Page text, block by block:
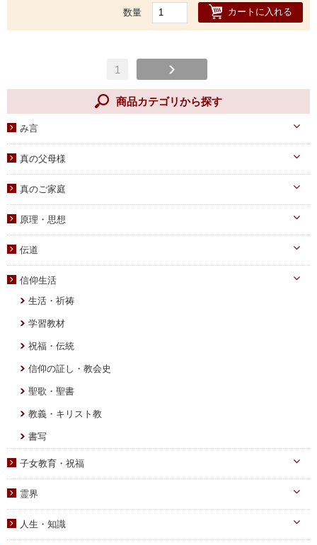
数量 カートに入れる
1
商品カテゴリから探す
み言
摂理のみ言
信仰のみ言
信仰入門
祈祷文集
宣布・講演
み言・その他
真の父母様
生涯路程
自叙伝関連
真のご家庭
原理・思想
勝共理論
伝道
信仰生活
生活・祈祷
学習教材
祝福・伝統
信仰の証し・教会史
聖歌・聖書
教義・キリスト教
書写
子女教育・祝福
中高生向け
霊界
人生・知識